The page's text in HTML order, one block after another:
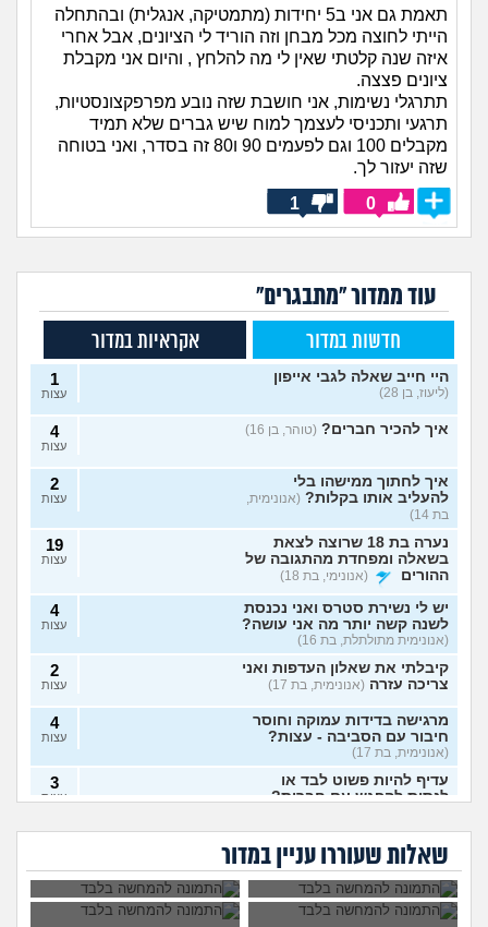
תאמת גם אני ב5 יחידות (מתמטיקה, אנגלית) ובהתחלה
הייתי לחוצה מכל מבחן וזה הוריד לי הציונים, אבל אחרי
איזה שנה קלטתי שאין לי מה להלחץ , והיום אני מקבלת
ציונים פצצה.
תתרגלי נשימות, אני חושבת שזה נובע מפרפקצונסטיות,
תרגעי ותכניסי לעצמך למוח שיש גברים שלא תמיד
מקבלים 100 וגם לפעמים 90 ו80 זה בסדר, ואני בטוחה
שזה יעזור לך.
0
1
עוד ממדור "מתבגרים"
חדשות במדור אקראיות במדור
היי חייב שאלה לגבי אייפון
(ליעוז, בן 28)
1
עצות
איך להכיר חברים? (טוהר, בן 16) 4
עצות
איך לחתוך ממישהו בלי
להעליב אותו בקלות? (אנונימית,
בת 14)
2
עצות
נערה בת 18 שרוצה לצאת
בשאלה ומפחדת מהתגובה של
ההורים
(אנונימי, בת 18)
19
עצות
יש לי נשירת סטרס ואני נכנסת
לשנה קשה יותר מה אני עושה?
(אנונימית מתולתלת, בת 16)
4
עצות
קיבלתי את שאלון העדפות ואני
צריכה עזרה (אנונימית, בת 17)
2
עצות
מרגישה בדידות עמוקה וחוסר
חיבור עם הסביבה - עצות?
(אנונימית, בת 17)
4
עצות
עדיף להיות פשוט לבד או
לנסות להפגש עם חברות?
3
עצות
האם לפרוש מהכינור?
(nono, בת 15)
איך לומר להורים שאני רוצה
להיות חילוני?
(אהרן, בן 17)
9
שאלות שעוררו עניין במדור
האם כל בני האדם
צאצאים?
האם לצאת למסע
איך לפרוש מהבית
אמר שמסובך יותר
הם רואים ישר
לחתונה, זה לגיטימי או
לא?